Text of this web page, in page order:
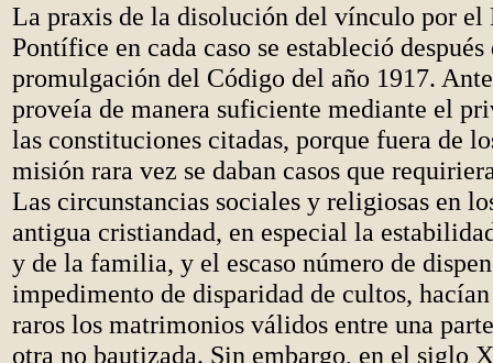
La praxis de la disolución del vínculo por el
Pontífice en cada caso se estableció después
promulgación del Código del año 1917.
proveía de manera suficiente mediante el
las constituciones citadas, porque fuera de
misión rara vez se daban casos que
Las circunstancias sociales y religiosas en
antigua cristiandad, en especial la
y de la familia, y el escaso número de
impedimento de disparidad de cultos,
raros los matrimonios válidos entre una
otra no bautizada. Sin embargo, en el siglo